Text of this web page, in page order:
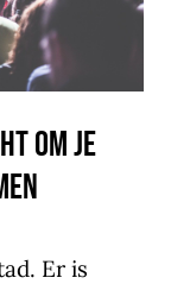
om je
Er is